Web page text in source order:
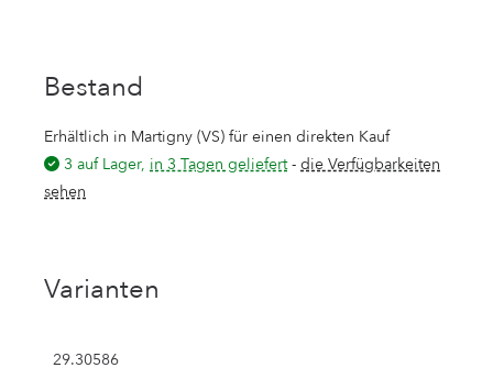
Bestand
Erhältlich in Martigny (VS) für einen direkten Kauf
3 auf Lager, in 3 Tagen geliefert- die Verfügbarkeiten
sehen
Varianten
29.30586